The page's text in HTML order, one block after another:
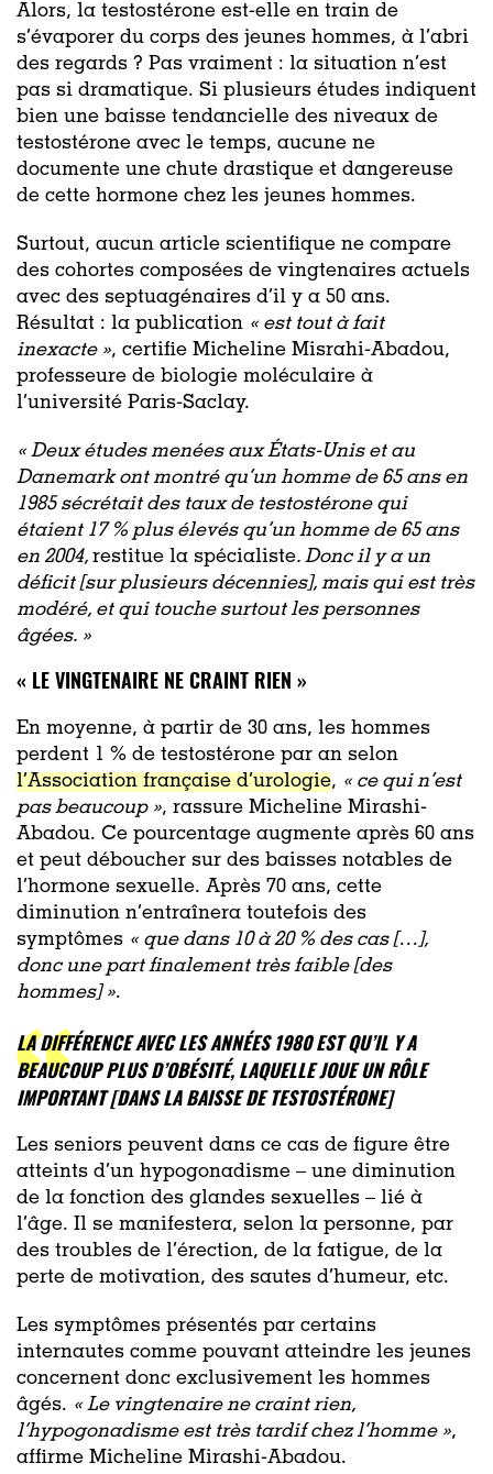
Alors, la testostérone est-elle en train de
s’évaporer du corps des jeunes hommes, à l’abri
des regards ? Pas vraiment : la situation n’est
pas si dramatique. Si plusieurs études indiquent
bien une baisse tendancielle des niveaux de
testostérone avec le temps, aucune ne
documente une chute drastique et dangereuse
de cette hormone chez les jeunes hommes.
Surtout, aucun article scientifique ne compare
des cohortes composées de vingtenaires actuels
avec des septuagénaires d’il y a 50 ans.
Résultat : la publication « est tout à fait
inexacte », certifie Micheline Misrahi-Abadou,
professeure de biologie moléculaire à
l’université Paris-Saclay.
« Deux études menées aux États-Unis et au
Danemark ont montré qu’un homme de 65 ans en
1985 sécrétait des taux de testostérone qui
étaient 17 % plus élevés qu’un homme de 65 ans
en 2004, restitue la spécialiste. Donc il y a un
déficit [sur plusieurs décennies], mais qui est très
modéré, et qui touche surtout les personnes
âgées. »
« LE VINGTENAIRE NE CRAINT RIEN »
En moyenne, à partir de 30 ans, les hommes
perdent 1 % de testostérone par an selon
l’Association française d’urologie, « ce qui n’est
pas beaucoup », rassure Micheline Mirashi-
Abadou. Ce pourcentage augmente après 60 ans
et peut déboucher sur des baisses notables de
l’hormone sexuelle. Après 70 ans, cette
diminution n’entraînera toutefois des
symptômes « que dans 10 à 20 % des cas […],
donc une part finalement très faible [des
hommes] ».
LA DIFFÉRENCE AVEC LES ANNÉES 1980 EST QU’IL Y A
BEAUCOUP PLUS D’OBÉSITÉ, LAQUELLE JOUE UN RÔLE
IMPORTANT [DANS LA BAISSE DE TESTOSTÉRONE]
Les seniors peuvent dans ce cas de figure être
atteints d’un hypogonadisme – une diminution
de la fonction des glandes sexuelles – lié à
l’âge. Il se manifestera, selon la personne, par
des troubles de l’érection, de la fatigue, de la
perte de motivation, des sautes d’humeur, etc.
Les symptômes présentés par certains
internautes comme pouvant atteindre les jeunes
concernent donc exclusivement les hommes
âgés. «Le vingtenaire ne craint rien,
l’hypogonadisme est très tardif chez l’homme »,
affirme Micheline Mirashi-Abadou.